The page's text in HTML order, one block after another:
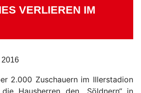
VERLIEREN IM
2016
2.000 Zuschauern im Illerstadion